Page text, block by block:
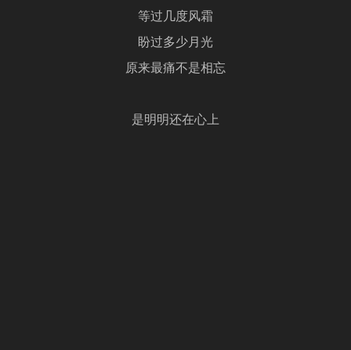
等过几度风霜
盼过多少月光
原来最痛不是相忘
是明明还在心上